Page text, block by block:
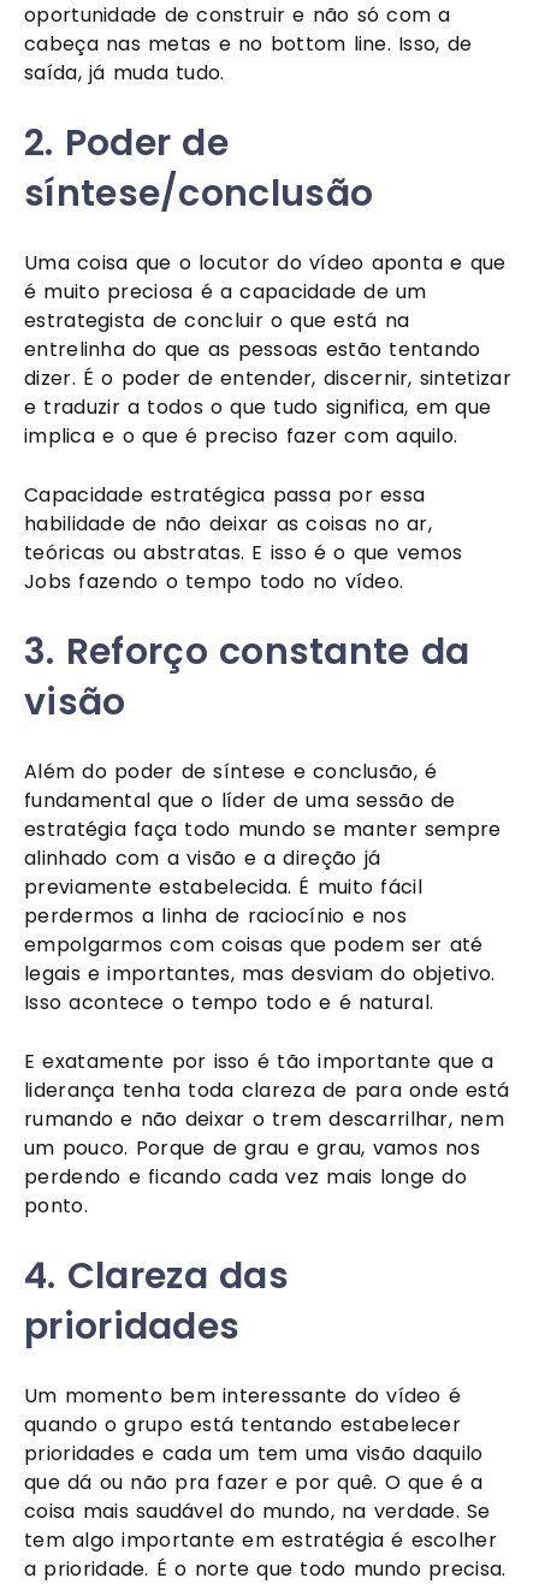
oportunidade de construir e não só com a
cabeça nas metas e no bottom line. Isso, de
saída, já muda tudo.
2. Poder de
síntese/conclusão
Uma coisa que o locutor do vídeo aponta e que
é muito preciosa é a capacidade de um
estrategista de concluir o que está na
entrelinha do que as pessoas estão tentando
dizer. É o poder de entender, discernir, sintetizar
e traduzir a todos o que tudo significa, em que
implica e o que é preciso fazer com aquilo.
Capacidade estratégica passa por essa
habilidade de não deixar as coisas no ar,
teóricas ou abstratas. E isso é o que vemos
Jobs fazendo o tempo todo no vídeo.
3. Reforço constante da
visão
Além do poder de síntese e conclusão, é
fundamental que o líder de uma sessão de
estratégia faça todo mundo se manter sempre
alinhado com a visão e a direção já
previamente estabelecida. É muito fácil
perdermos a linha de raciocínio e nos
empolgarmos com coisas que podem ser até
legais e importantes, mas desviam do objetivo.
Isso acontece o tempo todo e é natural.
E exatamente por isso é tão importante que a
liderança tenha toda clareza de para onde está
rumando e não deixar o trem descarrilhar, nem
um pouco. Porque de grau e grau, vamos nos
perdendo e ficando cada vez mais longe do
ponto.
4. Clareza das
prioridades
Um momento bem interessante do vídeo é
quando o grupo está tentando estabelecer
prioridades e cada um tem uma visão daquilo
que dá ou não pra fazer e por quê. O que é a
coisa mais saudável do mundo, na verdade. Se
tem algo importante em estratégia é escolher
a prioridade. É o norte que todo mundo precisa.